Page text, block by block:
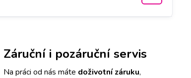
Záruční i pozáruční servis
Na práci od nás máte doživotní záruku,